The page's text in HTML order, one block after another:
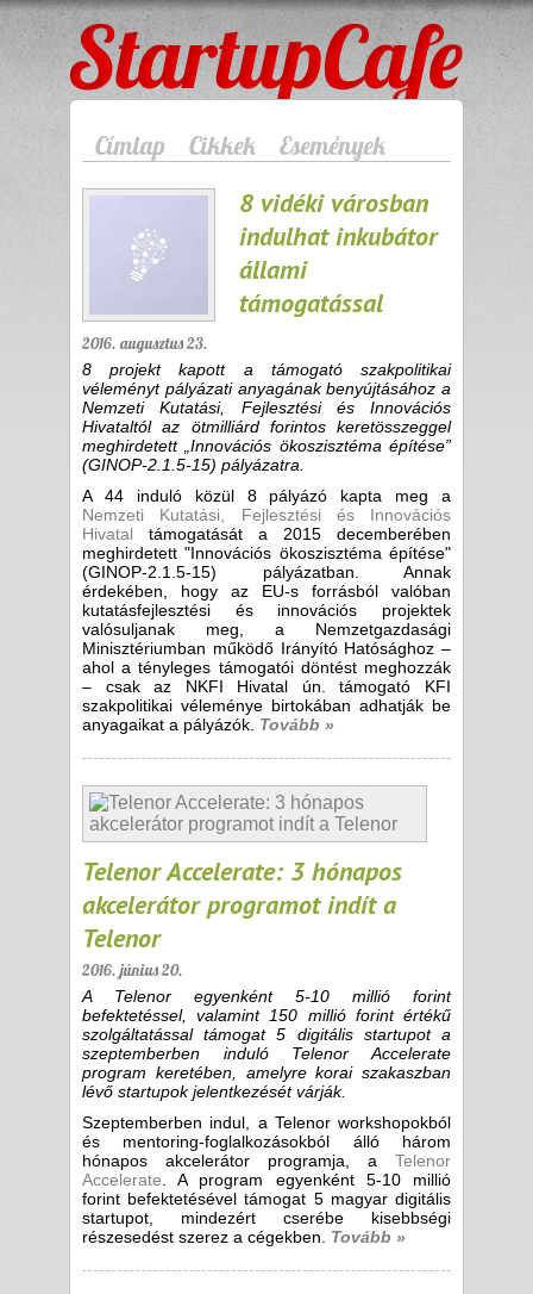
StartupCafe
Címlap Cikkek Események
8 vidéki városban
indulhat inkubátor
állami
támogatással
2016. augusztus 23.
8 projekt kapott a támogató szakpolitikai
véleményt pályázati anyagának benyújtásához a
Nemzeti Kutatási, Fejlesztési és Innovációs
Hivataltól az ötmilliárd forintos keretösszeggel
meghirdetett „Innovációs ökoszisztéma építése”
(GINOP-2.1.5-15) pályázatra.
A 44 induló közül 8 pályázó kapta meg a
Nemzeti Kutatási, Fejlesztési és Innovációs
Hivatal támogatását a 2015 decemberében
meghirdetett "Innovációs ökoszisztéma építése"
(GINOP-2.1.5-15) pályázatban. Annak
érdekében, hogy az EU-s forrásból valóban
kutatásfejlesztési és innovációs projektek
valósuljanak meg, a Nemzetgazdasági
Minisztériumban működő Irányító Hatósághoz –
ahol a tényleges támogatói döntést meghozzák
– csak az NKFI Hivatal ún. támogató KFI
szakpolitikai véleménye birtokában adhatják be
anyagaikat a pályázók. Tovább »
Telenor Accelerate: 3 hónapos
akcelerátor programot indít a
Telenor
2016. június 20.
A Telenor egyenként 5-10 millió forint
befektetéssel, valamint 150 millió forint értékű
szolgáltatással támogat 5 digitális startupot a
szeptemberben induló Telenor Accelerate
program keretében, amelyre korai szakaszban
lévő startupok jelentkezését várják.
Szeptemberben indul, a Telenor workshopokból
és mentoring-foglalkozásokból álló három
hónapos akcelerátor programja, a Telenor
Accelerate . A program egyenként 5-10 millió
forint befektetésével támogat 5 magyar digitális
startupot, mindezért cserébe kisebbségi
részesedést szerez a cégekben.
Tovább »